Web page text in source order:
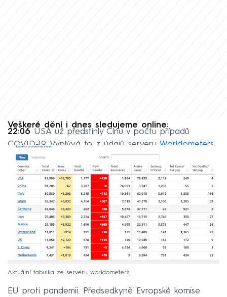
Veškeré dění i dnes sledujeme online:
22:06 USA už předstihly Čínu v počtu případů
COVID-19. Vyplývá to z údajů serveru Worldometers.
Aktuální tabulka ze serveru worldometers
EU proti pandemii. Předsedkyně Evropské komise